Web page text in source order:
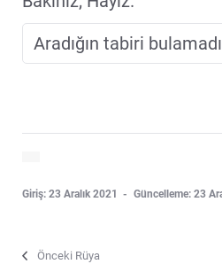
Giriş: 23 Aralık 2021 Güncelleme: 23
Önceki Rüya